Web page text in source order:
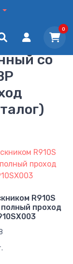
0
со
R910S
полный проход